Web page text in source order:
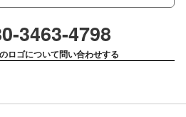
3463-4798
ロゴについて問い合わせする